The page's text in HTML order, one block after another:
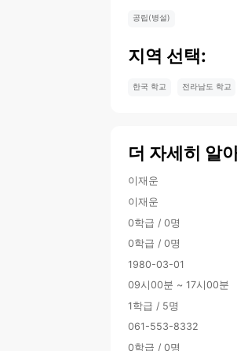
공립(병설)
지역 선택:
한국 학교 전라남도 학교
더 자세히 알
이재운
이재운
0학급 / 0명
0학급 / 0명
1980-03-01
09시00분 ~ 17시00분
1학급 / 5명
061-553-8332
0학급 / 0명